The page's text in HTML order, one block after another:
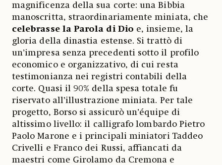
magnificenza della sua corte: una Bibbia
manoscritta, straordinariamente miniata, che
celebrasse la Parola di Dio e, insieme, la
gloria della dinastia estense. Si trattò di
un’impresa senza precedenti sotto il profilo
economico e organizzativo, di cui resta
testimonianza nei registri contabili della
corte. Quasi il 90% della spesa totale fu
riservato all’illustrazione miniata. Per tale
progetto, Borso si assicurò un’équipe di
altissimo livello: il calligrafo lombardo Pietro
Paolo Marone e i principali miniatori Taddeo
Crivelli e Franco dei Russi, affiancati da
maestri come Girolamo da Cremona e